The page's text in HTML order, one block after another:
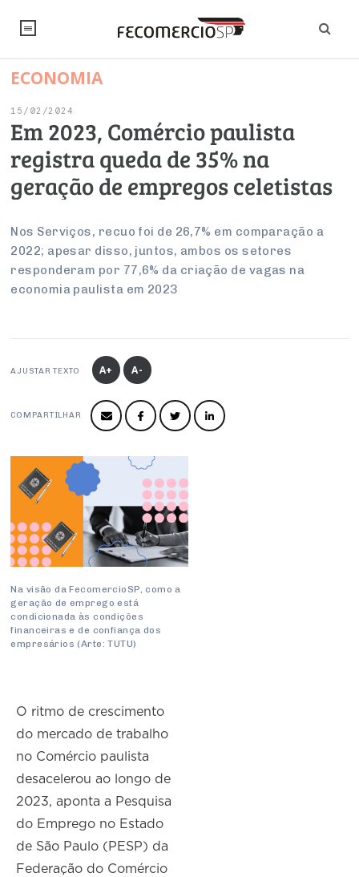
NOTÍCIAS
Artigos
Institucional
PROJETOS ESPECIAIS:
UM BRASIL
Economia
Pesquisas
Brasil
Internacional
Modernização do Estado
Legislação
Trabalho
Empresas
Arbitragem e Mediação
Negócios
Varejo
Serviços
Turismo
PROJETOS ESPECIAIS:
Afixação de preços e fiscalização
Sustentabilidade
PROJETOS ESPECIAIS:
Logística Reversa
COP30
PESQUISAS
FALE CONOSCO
INSTITUCIONAL
Sobre
Negociações Coletivas
Serviços
Cecomercio
Licitações
Prêmio de Sustentabilidade
CONSELHOS
Conselho de Assuntos Tributários
Conselho Estadual de Defesa do Contribuinte
Conselho Superior de Direito
Conselho do Comércio Atacadista
Conselho de Serviços
Conselho de Relações Internacionais
Conselho de Sustentabilidade
Conselho de Comércio Eletrônico
Produtos e Serviços
ECONOMIA
15/02/2024
Em 2023, Comércio paulista
registra queda de 35% na
geração de empregos celetistas
Nos Serviços, recuo foi de 26,7% em comparação a
2022; apesar disso, juntos, ambos os setores
responderam por 77,6% da criação de vagas na
economia paulista em 2023
AJUSTAR TEXTO A+ A-
COMPARTILHAR
Na visão da FecomercioSP, como a
geração de emprego está
condicionada às condições
financeiras e de confiança dos
empresários (Arte: TUTU)
O ritmo de crescimento
do mercado de trabalho
no Comércio paulista
desacelerou ao longo de
2023, aponta a Pesquisa
do Emprego no Estado
de São Paulo (PESP) da
Federação do Comércio